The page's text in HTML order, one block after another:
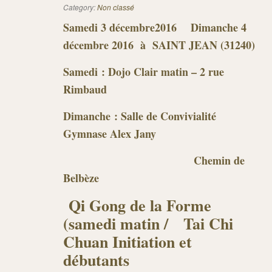
Category:Non classé
Samedi 3 décembre2016 Dimanche 4
décembre 2016 à SAINT JEAN (31240)
Samedi : Dojo Clair matin – 2 rue
Rimbaud
Dimanche : Salle de Convivialité
Gymnase Alex Jany
Chemin de
Belbèze
Qi Gong de la Forme
(samedi matin / Tai Chi
Chuan Initiation et
débutants